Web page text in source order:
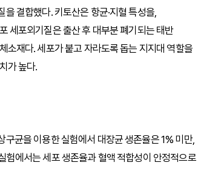
결합했다. 키토산은 항균·지혈 특성을,
세포외기질은 출산 후 대부분 폐기되는 태반
소재다. 세포가 붙고 자라도록 돕는 지지대 역할을
가 높다.
균을 이용한 실험에서 대장균 생존율은 1% 미만,
험에서는 세포 생존율과 혈액 적합성이 안정적으로